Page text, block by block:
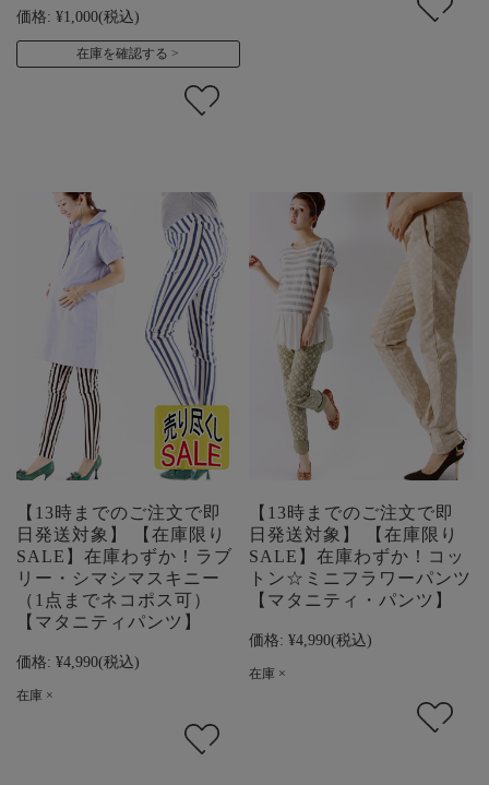
価格: ¥1,000(税込)
在庫を確認する
【13時までのご注文で即
日発送対象】 【在庫限り
SALE】在庫わずか！ラブ
リー・シマシマスキニー
（1点までネコポス可）
【マタニティパンツ】
価格: ¥4,990(税込)
在庫 ×
【13時までのご注文で即
日発送対象】 【在庫限り
SALE】在庫わずか！コッ
トン☆ミニフラワーパンツ
【マタニティ・パンツ】
価格: ¥4,990(税込)
在庫 ×